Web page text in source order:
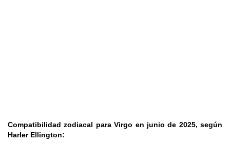
Compatibilidad zodiacal para Virgo en junio de 2025, según
Harler Ellington: